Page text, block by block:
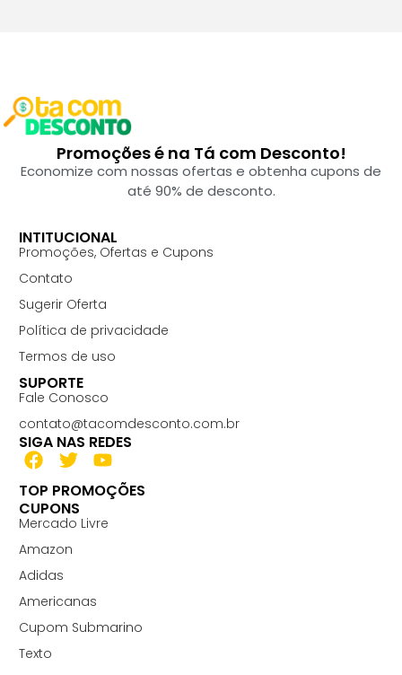
Promoções é na Tá com Desconto!
Economize com nossas ofertas e obtenha cupons de
até 90% de desconto.
INTITUCIONAL
Promoções, Ofertas e Cupons
Contato
Sugerir Oferta
Política de privacidade
Termos de uso
SUPORTE
Fale Conosco
contato@tacomdesconto.com.br
SIGA NAS REDES
TOP PROMOÇÕES
CUPONS
Mercado Livre
Amazon
Adidas
Americanas
Cupom Submarino
Texto